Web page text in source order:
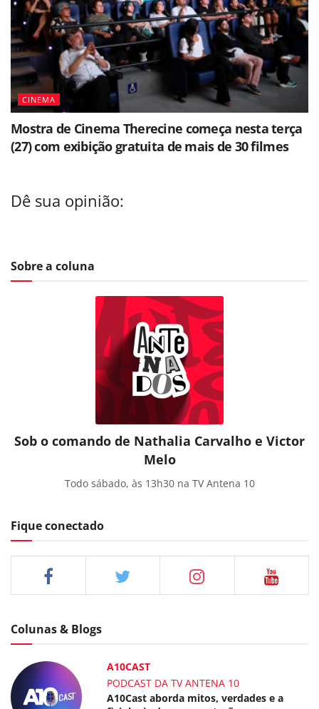
CINEMA
Mostra de Cinema Therecine começa nesta terça
(27) com exibição gratuita de mais de 30 filmes
Dê sua opinião:
Sobre a coluna
Sob o comando de Nathalia Carvalho e Victor
Melo
Todo sábado, às 13h30 na TV Antena 10
Fique conectado
Colunas & Blogs
A10CAST
PODCAST DA TV ANTENA 10
A10Cast aborda mitos, verdades e a